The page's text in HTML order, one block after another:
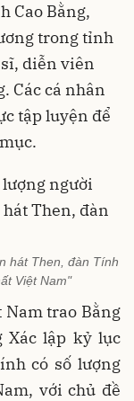
Cao Bằng,
trong tỉnh
sĩ, diễn viên
Các cá nhân
tập luyện để
hát Then, đàn Tính
Việt Nam"
trao Bằng
Xác lập kỷ lục
có số lượng
với chủ đề